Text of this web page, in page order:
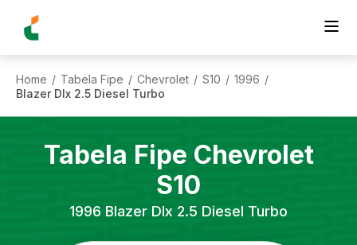
Home / Tabela Fipe / Chevrolet / S10 / 1996 /
Blazer Dlx 2.5 Diesel Turbo
Tabela Fipe Chevrolet
S10
1996 Blazer Dlx 2.5 Diesel Turbo